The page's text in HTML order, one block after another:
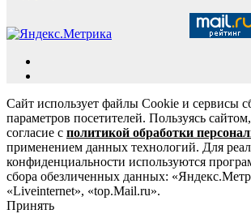
Сайт использует файлы Cookie и сервисы
параметров посетителей. Пользуясь
согласие с политикой обработки
применением данных технологий. Для
конфиденциальности используются
сбора обезличенных данных:
«Liveinternet», «top.Mail.ru».
Принять